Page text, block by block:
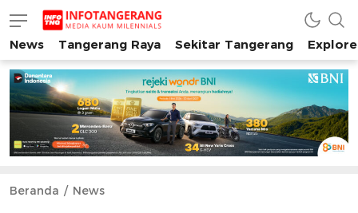
INFO TANGERANG
Media Kaum Millenials Tangerang Raya
News Tangerang Raya Sekitar Tangerang
Beranda News